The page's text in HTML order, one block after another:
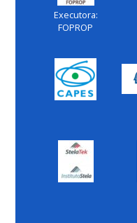
Executora:
FOPROP